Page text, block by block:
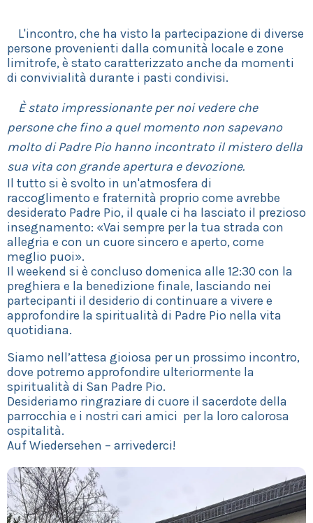
L'incontro, che ha visto la partecipazione di diverse
persone provenienti dalla comunità locale e zone
limitrofe, è stato caratterizzato anche da momenti
di convivialità durante i pasti condivisi.
È stato impressionante per noi vedere che
persone che fino a quel momento non sapevano
molto di Padre Pio hanno incontrato il mistero della
sua vita con grande apertura e devozione.
Il tutto si è svolto in un'atmosfera di
raccoglimento e fraternità proprio come avrebbe
desiderato Padre Pio, il quale ci ha lasciato il prezioso
insegnamento: «Vai sempre per la tua strada con
allegria e con un cuore sincero e aperto, come
meglio puoi».
Il weekend si è concluso domenica alle 12:30 con la
preghiera e la benedizione finale, lasciando nei
partecipanti il desiderio di continuare a vivere e
approfondire la spiritualità di Padre Pio nella vita
quotidiana.
Siamo nell’attesa gioiosa per un prossimo incontro,
dove potremo approfondire ulteriormente la
spiritualità di San Padre Pio.
Desideriamo ringraziare di cuore il sacerdote della
parrocchia e i nostri cari amici per la loro calorosa
ospitalità.
Auf Wiedersehen – arrivederci!